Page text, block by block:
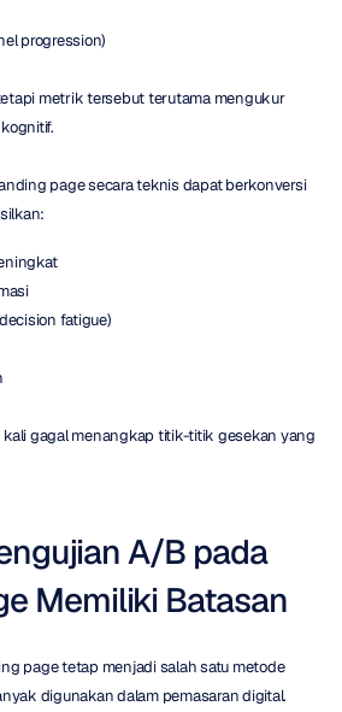
progression)
metrik tersebut terutama mengukur
page secara teknis dapat berkonversi
fatigue)
gagal menangkap titik-titik gesekan yang
A/B pada
Memiliki Batasan
page tetap menjadi salah satu metode
digunakan dalam pemasaran digital.